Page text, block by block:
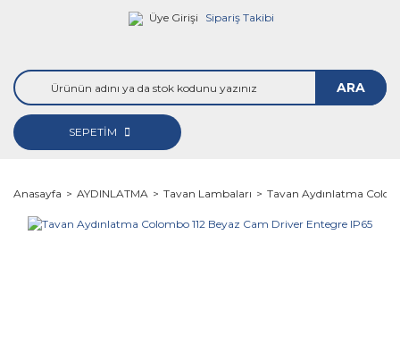
Üye Girişi Sipariş Takibi
ARA
SEPETİM
Anasayfa AYDINLATMA Tavan Lambaları Tavan Aydınlatma